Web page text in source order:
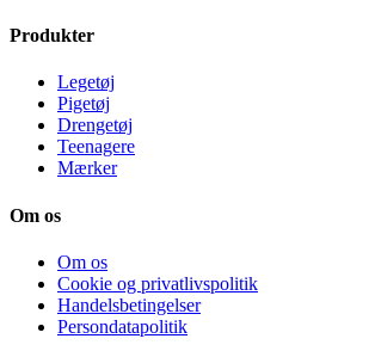
Produkter
Legetøj
Pigetøj
Drengetøj
Teenagere
Mærker
Om os
Om os
Cookie og privatlivspolitik
Handelsbetingelser
Persondatapolitik